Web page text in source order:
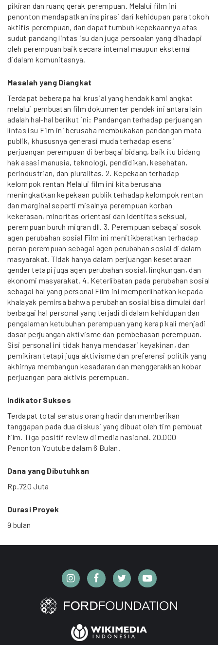
pikiran dan ruang gerak perempuan. Melalui film ini
penonton mendapatkan inspirasi dari kehidupan para tokoh
aktifis perempuan, dan dapat tumbuh kepekaannya atas
sudut pandang lintas isu dan juga persoalan yang dihadapi
oleh perempuan baik secara internal maupun eksternal
didalam komunitasnya.
Masalah yang Diangkat
Terdapat beberapa hal krusial yang hendak kami angkat
melalui pembuatan film dokumenter pendek ini antara lain
adalah hal-hal berikut ini: Pandangan terhadap perjuangan
lintas isu Film ini berusaha membukakan pandangan mata
publik, khususnya generasi muda terhadap esensi
perjuangan perempuan di berbagai bidang, baik itu bidang
hak asasi manusia, teknologi, pendidikan, kesehatan,
perindustrian, dan pluralitas. 2. Kepekaan terhadap
kelompok rentan Melalui film ini kita berusaha
meningkatkan kepekaan publik terhadap kelompok rentan
dan marginal seperti misalnya perempuan korban
kekerasan, minoritas orientasi dan identitas seksual,
perempuan buruh migran dll. 3. Perempuan sebagai sosok
agen perubahan sosial Film ini menitikberatkan terhadap
peran perempuan sebagai agen perubahan sosial di dalam
masyarakat. Tidak hanya dalam perjuangan kesetaraan
gender tetapi juga agen perubahan sosial, lingkungan, dan
ekonomi masyarakat. 4. Keterlibatan pada perubahan sosial
sebagai hal yang personal Film ini memperlihatkan kepada
khalayak pemirsa bahwa perubahan sosial bisa dimulai dari
berbagai hal personal yang terjadi di dalam kehidupan dan
pengalaman ketubuhan perempuan yang kerap kali menjadi
dasar perjuangan aktivisme dan pembebasan perempuan.
Sisi personal ini tidak hanya mendasari keyakinan, dan
pemikiran tetapi juga aktivisme dan preferensi politik yang
akhirnya membangun kesadaran dan menggerakkan kobar
perjuangan para aktivis perempuan.
Indikator Sukses
Terdapat total seratus orang hadir dan memberikan
tanggapan pada dua diskusi yang dibuat oleh tim pembuat
film. Tiga positif review di media nasional. 20.000
Penonton Youtube dalam 6 Bulan.
Dana yang Dibutuhkan
Rp.720 Juta
Durasi Proyek
9 bulan